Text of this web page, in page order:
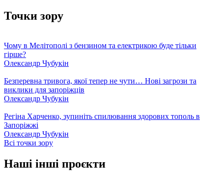
Точки зору
Чому в Мелітополі з бензином та електрикою буде тільки
гірше?
Олександр Чубукін
Безперевна тривога, якої тепер не чути… Нові загрози та
виклики для запоріжців
Олександр Чубукін
Регіна Харченко, зупиніть спилювання здорових тополь в
Запоріжжі
Олександр Чубукін
Всі точки зору
Наші інші проєкти